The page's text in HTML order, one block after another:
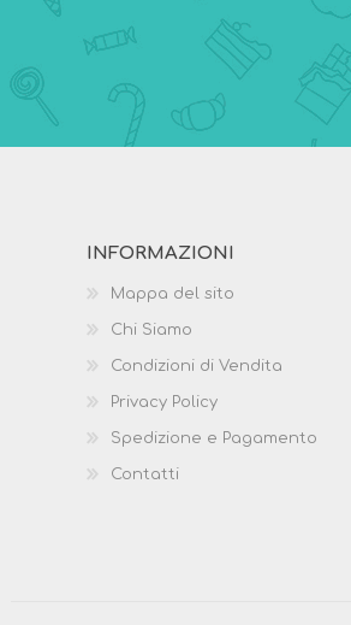
INFORMAZIONI
Mappa del sito
Chi Siamo
Condizioni di Vendita
Privacy Policy
Spedizione e Pagamento
Contatti